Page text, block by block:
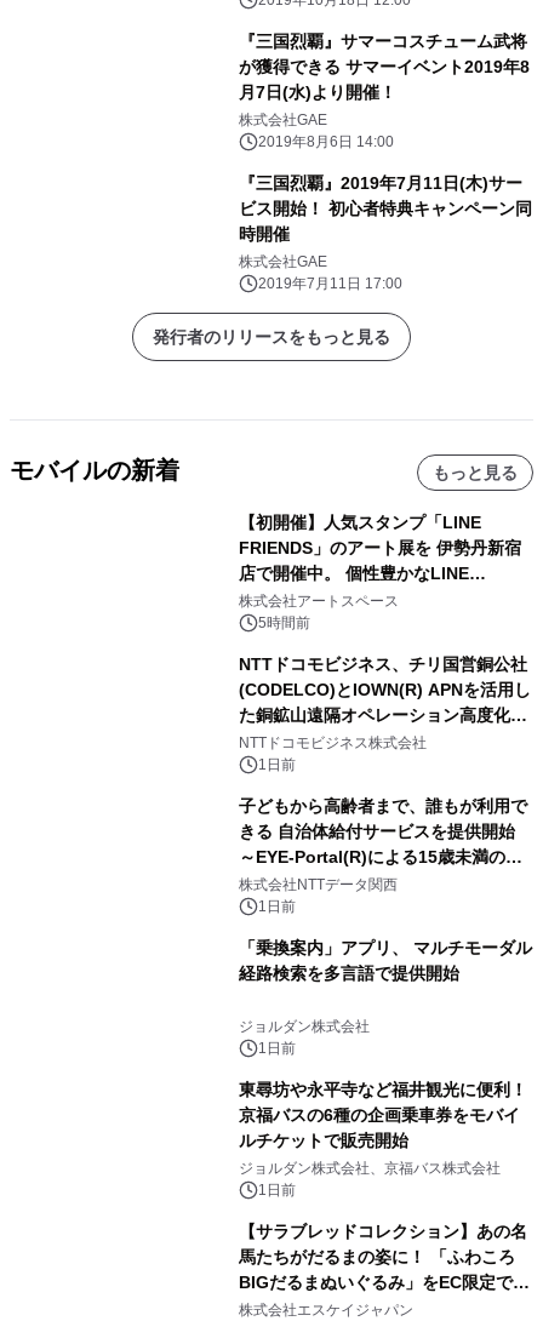
『三国烈覇』サマーコスチューム武将
が獲得できる サマーイベント2019年8
月7日(水)より開催！
株式会社GAE
2019年8月6日 14:00
『三国烈覇』2019年7月11日(木)サー
ビス開始！ 初心者特典キャンペーン同
時開催
株式会社GAE
2019年7月11日 17:00
発行者のリリースをもっと見る
モバイルの新着 もっと見る
【初開催】人気スタンプ「LINE
FRIENDS」のアート展を 伊勢丹新宿
店で開催中。 個性豊かなLINE
FRIENDSの仲間たちが インテリアア
ートとして新たな魅力を発信。
株式会社アートスペース
5時間前
NTTドコモビジネス、チリ国営銅公社
(CODELCO)とIOWN(R) APNを活用し
た銅鉱山遠隔オペレーション高度化に
向けた調査・実証を開始
NTTドコモビジネス株式会社
1日前
子どもから高齢者まで、誰もが利用で
きる 自治体給付サービスを提供開始
～EYE-Portal(R)による15歳未満の本
人認証と デジタルデバイド対策で実現
～
株式会社NTTデータ関西
1日前
「乗換案内」アプリ、 マルチモーダル
経路検索を多言語で提供開始
ジョルダン株式会社
1日前
東尋坊や永平寺など福井観光に便利！
京福バスの6種の企画乗車券をモバイ
ルチケットで販売開始
ジョルダン株式会社、京福バス株式会社
1日前
【サラブレッドコレクション】あの名
馬たちがだるまの姿に！ 「ふわころ
BIGだるまぬいぐるみ」をEC限定で受
注販売開始
株式会社エスケイジャパン